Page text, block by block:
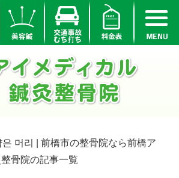
은 머리 | 前橋市の整骨院なら前橋ア
骨院の記事一覧